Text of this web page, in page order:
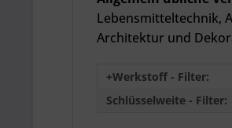
Lebensmitteltechnik,
Architektur und
+Werkstoff - Filter:
Schlüsselweite - Filter: